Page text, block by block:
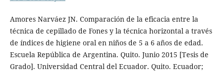
Amores Narváez JN. Comparación de la eficacia entre la
técnica de cepillado de Fones y la técnica horizontal a través
de índices de higiene oral en niños de 5 a 6 años de edad.
Escuela República de Argentina. Quito. Junio 2015 [Tesis de
Grado]. Universidad Central del Ecuador. Quito. Ecuador;